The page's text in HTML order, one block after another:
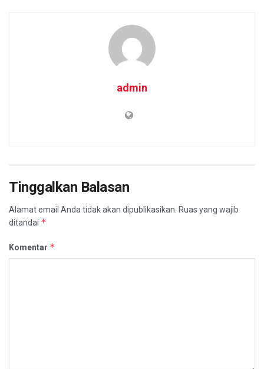
admin
Tinggalkan Balasan
Alamat email Anda tidak akan dipublikasikan. Ruas yang wajib
ditandai *
Komentar *